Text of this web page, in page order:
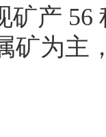
矿产 56
矿为主